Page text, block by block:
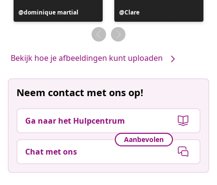
Bericht
gepubliceerd
dominique martial
Bericht
gepubliceerd
door
Clare
Bekijk hoe je afbeeldingen kunt uploaden
Neem contact met ons op!
Ga naar het Hulpcentrum
Aanbevolen
Chat met ons